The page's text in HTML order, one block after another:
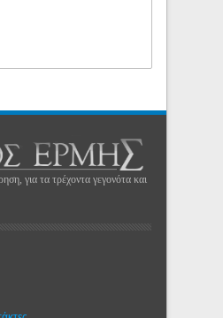
για τα τρέχοντα γεγονότα και